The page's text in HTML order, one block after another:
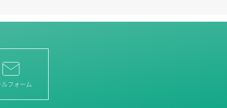
ルフォーム